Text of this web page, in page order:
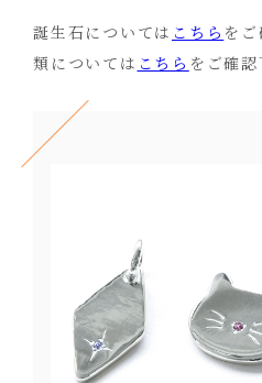
誕生石については こちら を
類については こちら をご確認